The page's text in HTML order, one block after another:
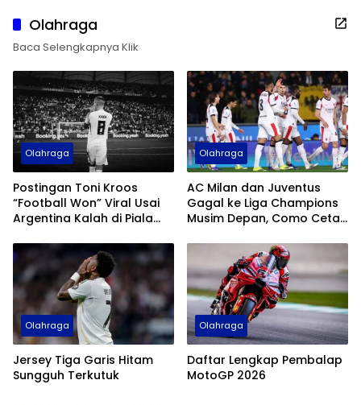
Olahraga
Baca Selengkapnya Klik
Olahraga
Postingan Toni Kroos
“Football Won” Viral Usai
Argentina Kalah di Piala
Olahraga
AC Milan dan Juventus
Gagal ke Liga Champions
Musim Depan, Como Cetak
Olahraga
Jersey Tiga Garis Hitam
Sungguh Terkutuk
Olahraga
Daftar Lengkap Pembalap
MotoGP 2026